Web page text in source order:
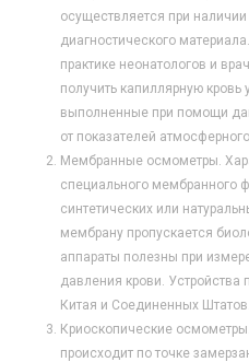
осуществляется при
диагностического
практике неонатологов и
получить капиллярную кровь
выполненные при помощи
от показателей
Мембранные осмометры.
специального мембранного
синтетических или
мембрану пропускается
аппараты полезны при
давления крови. Устройства
Китая и Соединенных Штатов.
Криоскопические
происходит по точке